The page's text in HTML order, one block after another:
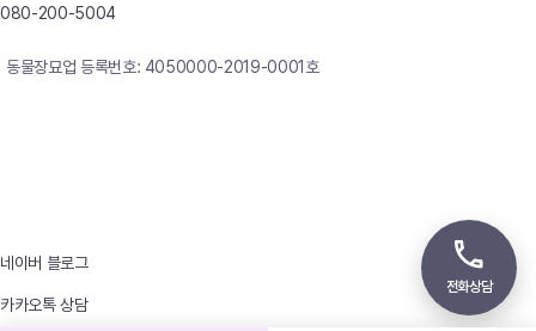
080-200-5004
동물장묘업 등록번호: 4050000-2019-0001호
네이버 블로그
카카오톡 상담
전화상담